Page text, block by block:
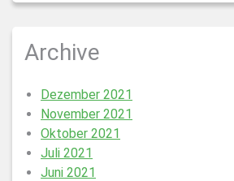
Archive
Dezember 2021
November 2021
Oktober 2021
Juli 2021
Juni 2021